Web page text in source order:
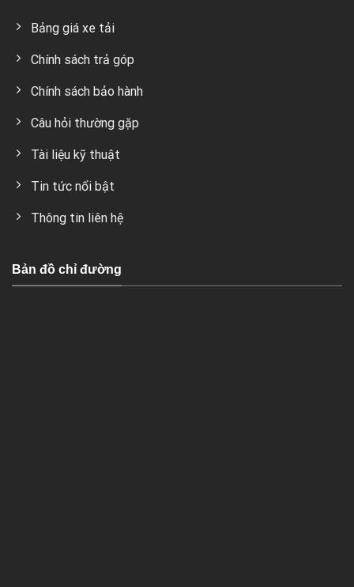
Bảng giá xe tải
Chính sách trả góp
Chính sách bảo hành
Câu hỏi thường gặp
Tài liệu kỹ thuật
Tin tức nổi bật
Thông tin liên hệ
Bản đồ chỉ đường